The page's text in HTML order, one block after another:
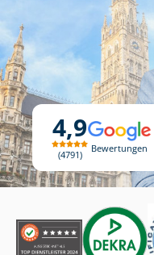
4,9
4791
Bewertungen